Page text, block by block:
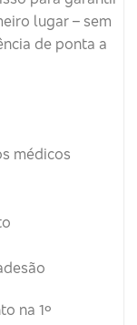
lugar – sem
de ponta a
médicos
na 1º